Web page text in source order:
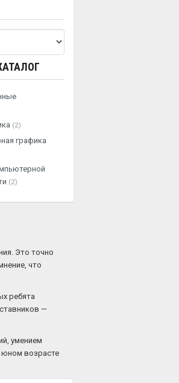
(2)
графика
(2)
Это точно
что
ребята
—
умением
юном возрасте